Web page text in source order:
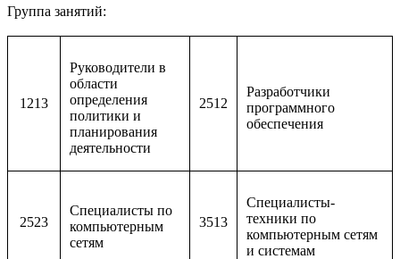
Группа занятий:
1213
Руководители в
области
определения
политики и
планирования
деятельности
2512
Разработчики
программного
обеспечения
2523
Специалисты по
компьютерным
сетям
3513
Специалисты-
техники по
компьютерным сетям
и системам